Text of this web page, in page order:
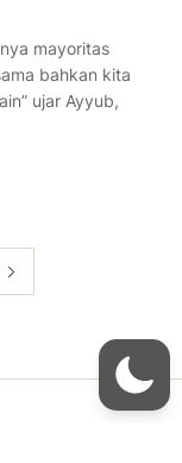
mayoritas
bahkan kita
ujar Ayyub,